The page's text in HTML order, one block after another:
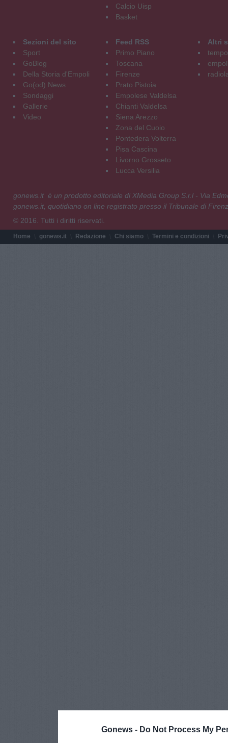
Gonews - Do Not Process My
Calcio Uisp
Basket
Sezioni del sito
Sport
GoBlog
Della Storia d'Empoli
Go(od) News
Sondaggi
Gallerie
Video
Feed RSS
Primo Piano
Toscana
Firenze
Prato Pistoia
Empolese Valdelsa
Chianti Valdelsa
Siena Arezzo
Zona del Cuoio
Pontedera Volterra
Pisa Cascina
Livorno Grosseto
Lucca Versilia
Altri
gonews.it è un prodotto editoriale di XMedia Group S.r.l - Via
gonews.it, quotidiano on line registrato presso il Tribunale di
© 2016. Tutti i diritti riservati.
Home gonews.it Redazione Chi siamo Termini e condizioni